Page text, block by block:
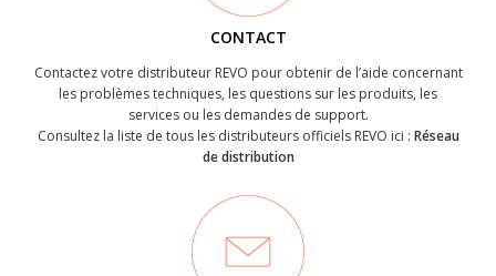
CONTACT
Contactez votre distributeur REVO pour obtenir de l’aide concernant
les problèmes techniques, les questions sur les produits, les
services ou les demandes de support.
Consultez la liste de tous les distributeurs officiels REVO ici : Réseau
de distribution